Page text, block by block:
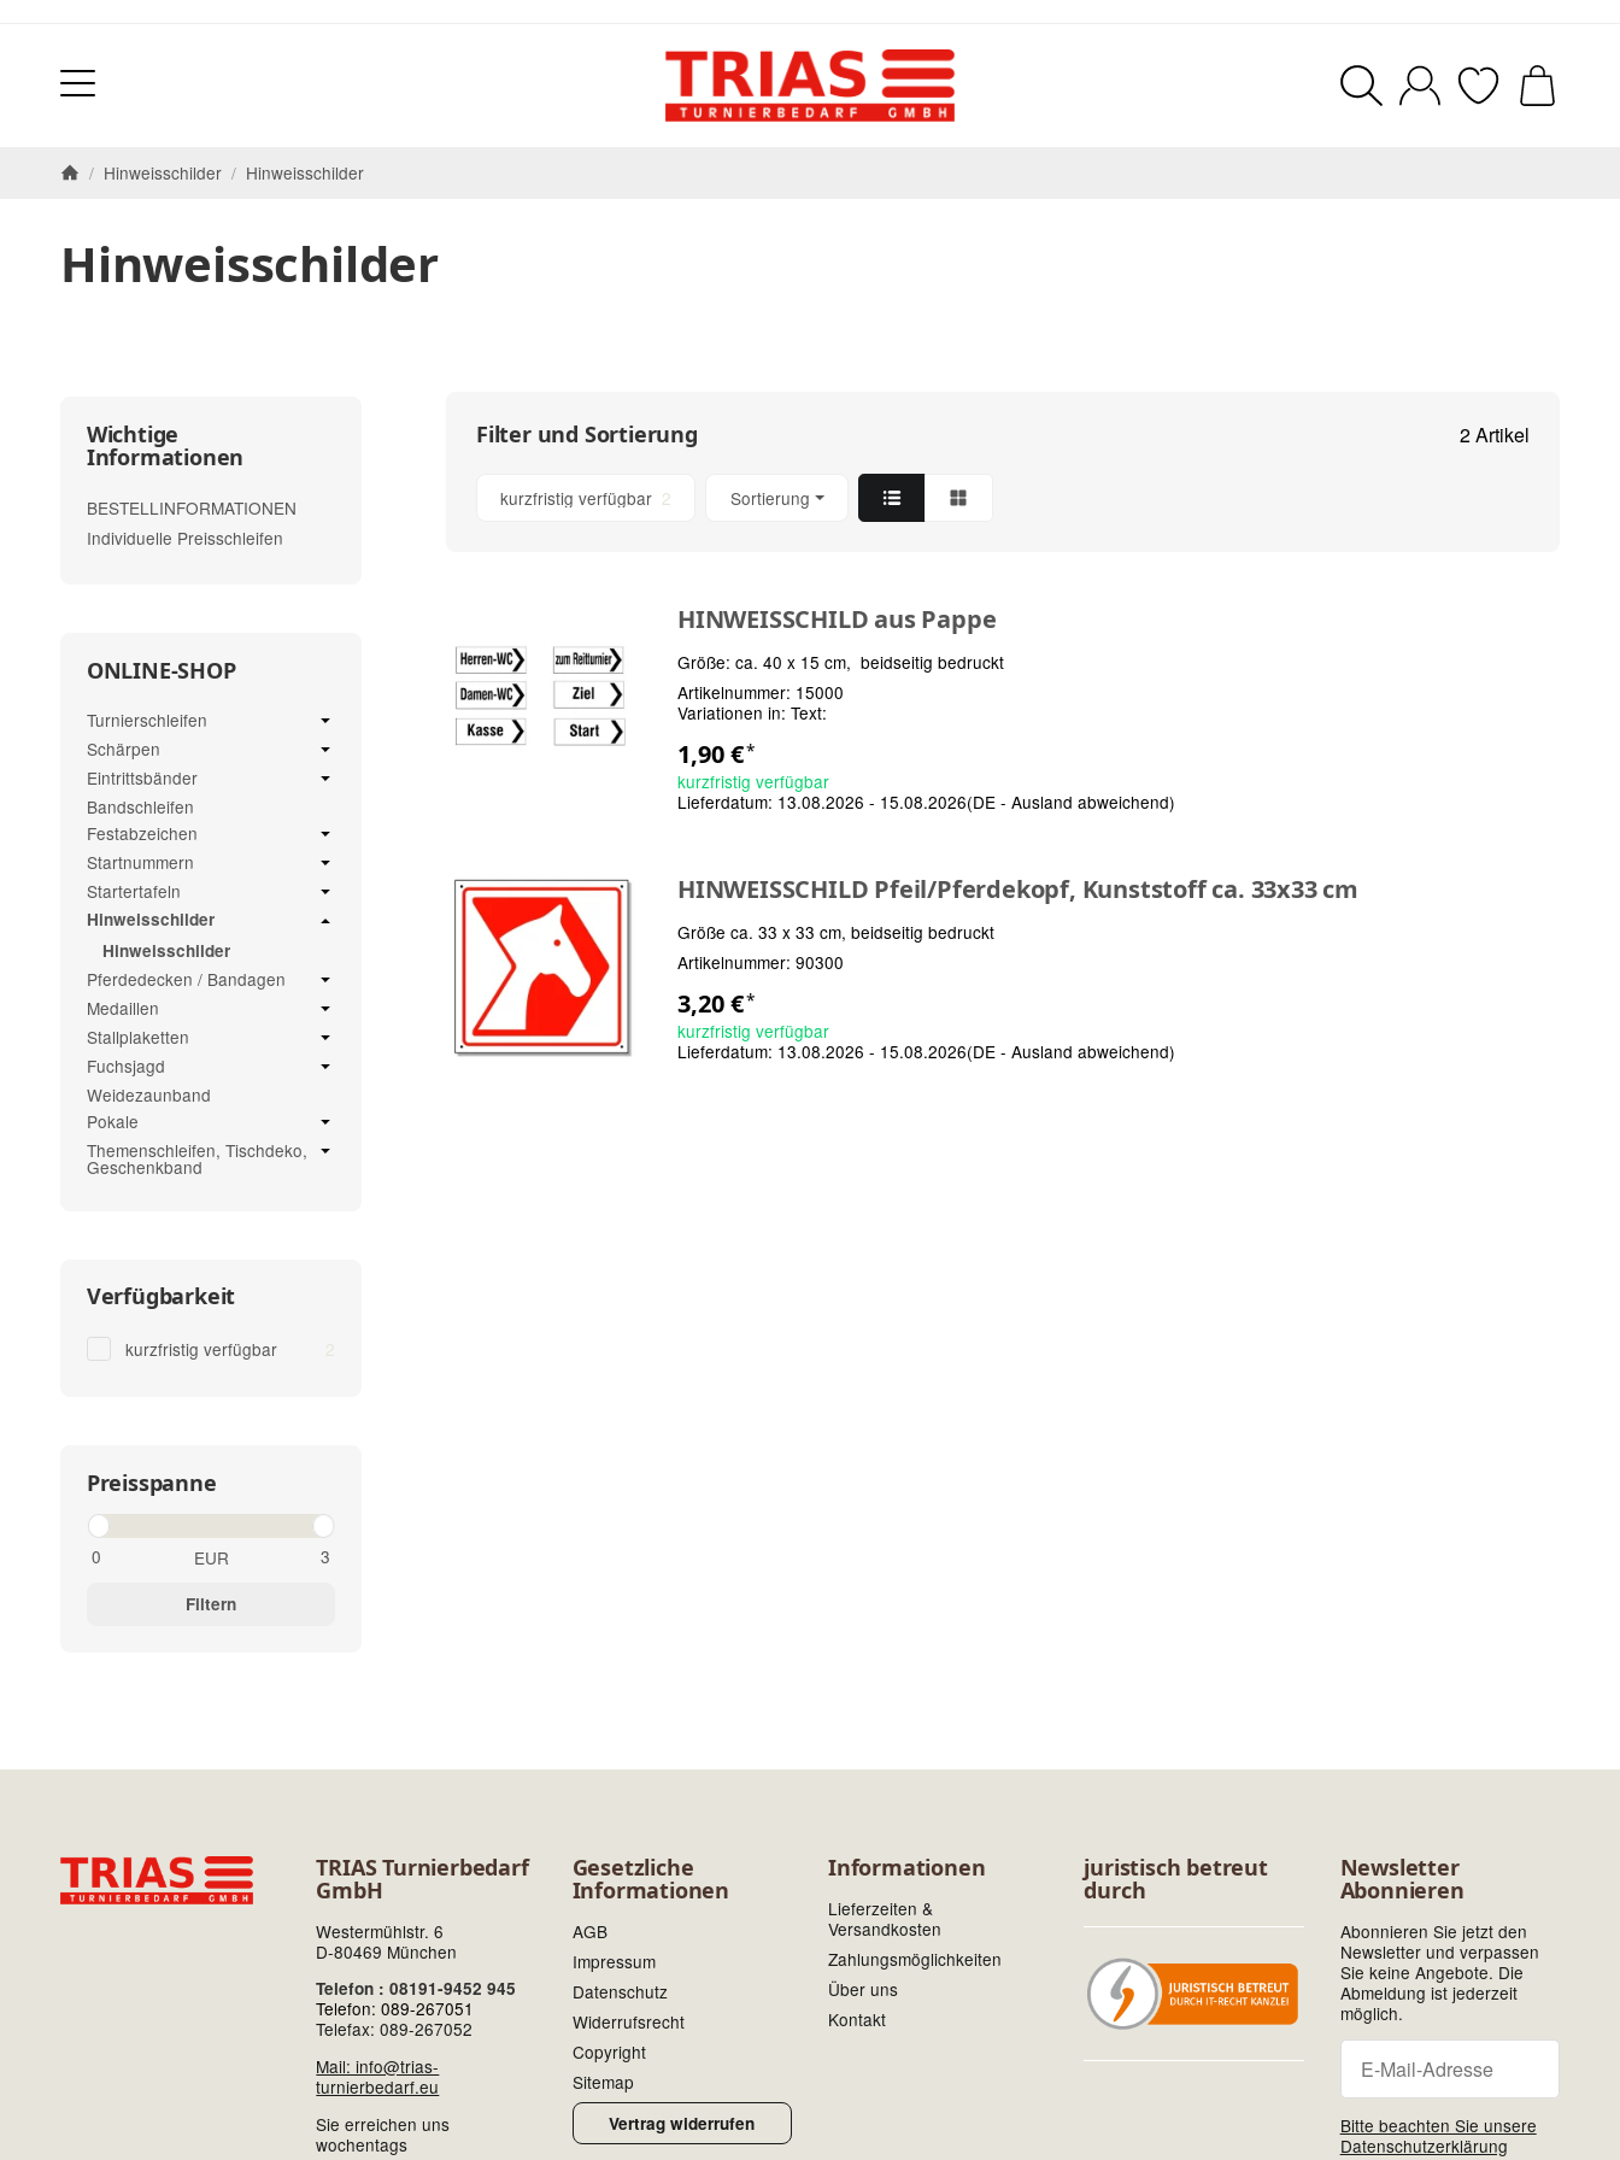
/ Hinweisschilder / Hinweisschilder
Hinweisschilder
Filter und Sortierung 2 Artikel
kurzfristig verfügbar 2 Artikel gefunden
Sortierung
HINWEISSCHILD aus Pappe
Größe: ca. 40 x 15 cm, beidseitig bedruckt
Artikelnummer: 15000
Variationen in: Text:
1,90 €*
kurzfristig verfügbar
Lieferdatum: 13.08.2026 - 15.08.2026(DE - Ausland abweichend)
HINWEISSCHILD Pfeil/Pferdekopf, Kunststoff ca. 33x33 cm
Größe ca. 33 x 33 cm, beidseitig bedruckt
Artikelnummer: 90300
3,20 €*
kurzfristig verfügbar
Lieferdatum: 13.08.2026 - 15.08.2026(DE - Ausland abweichend)
Wichtige
Informationen
BESTELLINFORMATIONEN
Individuelle Preisschleifen
ONLINE-SHOP
Turnierschleifen
Schärpen
Eintrittsbänder
Bandschleifen
Festabzeichen
Startnummern
Startertafeln
Hinweisschilder
Hinweisschilder
Pferdedecken / Bandagen
Medaillen
Stallplaketten
Fuchsjagd
Weidezaunband
Pokale
Themenschleifen, Tischdeko,
Geschenkband
Verfügbarkeit
kurzfristig verfügbar 2
Preisspanne
EUR
Filtern
TRIAS Turnierbedarf
GmbH
Westermühlstr. 6
D-80469 München
Telefon : 08191-9452 945
Telefon: 089-267051
Telefax: 089-267052
Mail: info@trias-
turnierbedarf.eu
Sie erreichen uns
wochentags
Gesetzliche
Informationen
AGB
Impressum
Datenschutz
Widerrufsrecht
Copyright
Sitemap
Vertrag widerrufen
Informationen
Lieferzeiten &
Versandkosten
Zahlungsmöglichkeiten
Über uns
Kontakt
juristisch betreut
durch
Newsletter
Abonnieren
Abonnieren Sie jetzt den
Newsletter und verpassen
Sie keine Angebote. Die
Abmeldung ist jederzeit
möglich.
Newsletter Abonnieren
Newsletter Abonnieren
Bitte beachten Sie unsere
Datenschutzerklärung